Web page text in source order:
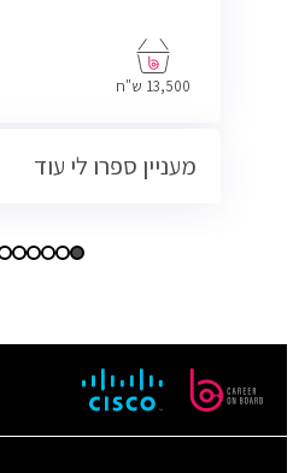
13,500 ש"ח
מעניין ספרו לי עוד